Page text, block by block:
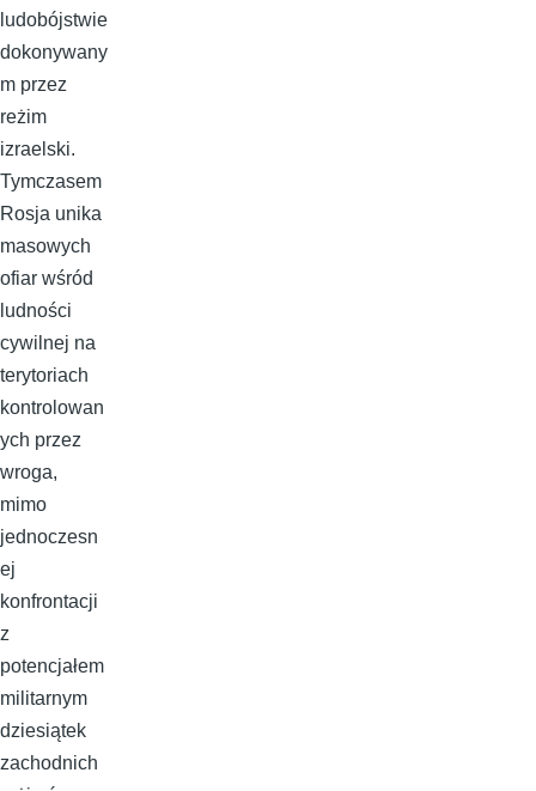
ludobójstwie
dokonywany
m przez
reżim
izraelski.
Tymczasem
Rosja unika
masowych
ofiar wśród
ludności
cywilnej na
terytoriach
kontrolowan
ych przez
wroga,
mimo
jednoczesn
ej
konfrontacji
z
potencjałem
militarnym
dziesiątek
zachodnich